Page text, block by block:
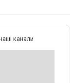
канали